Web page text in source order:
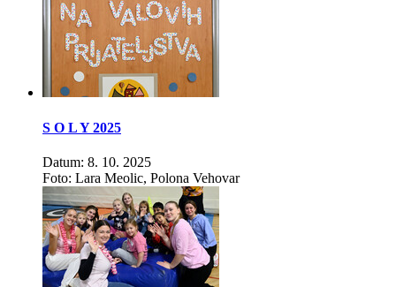
S O L Y 2025
Datum: 8. 10. 2025
Foto: Lara Meolic, Polona Vehovar